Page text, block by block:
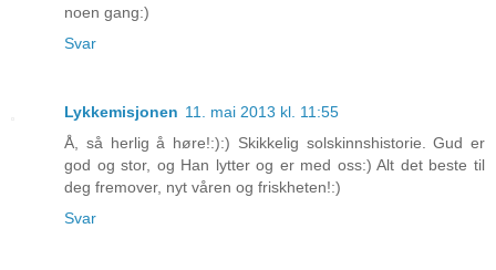
noen gang:)
Svar
Lykkemisjonen 11. mai 2013 kl. 11:55
Å, så herlig å høre!:):) Skikkelig solskinnshistorie. Gud er
god og stor, og Han lytter og er med oss:) Alt det beste til
deg fremover, nyt våren og friskheten!:)
Svar